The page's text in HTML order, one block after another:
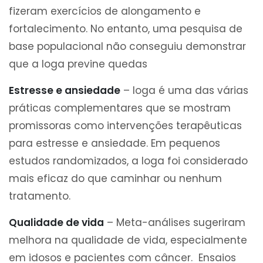
fizeram exercícios de alongamento e
fortalecimento. No entanto, uma pesquisa de
base populacional não conseguiu demonstrar
que a Ioga previne quedas
Estresse e ansiedade – Ioga é uma das várias
práticas complementares que se mostram
promissoras como intervenções terapêuticas
para estresse e ansiedade. Em pequenos
estudos randomizados, a Ioga foi considerado
mais eficaz do que caminhar ou nenhum
tratamento.
Qualidade de vida – Meta-análises sugeriram
melhora na qualidade de vida, especialmente
em idosos e pacientes com câncer. Ensaios